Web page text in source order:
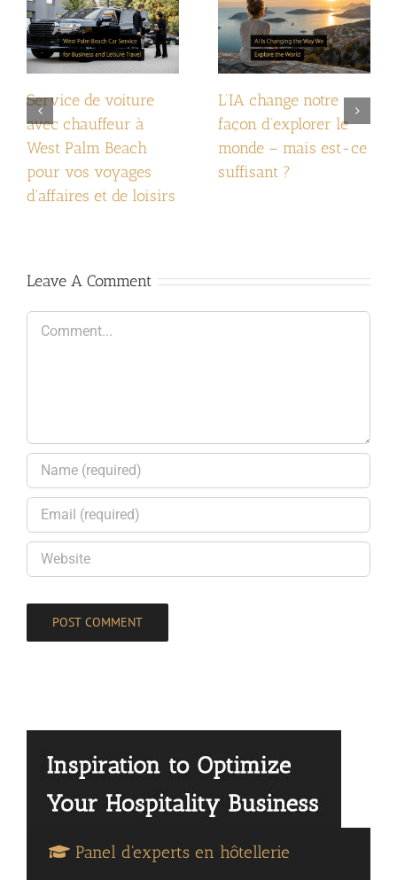
Service de voiture
avec chauffeur à
West Palm Beach
pour vos voyages
d'affaires et de loisirs
L’IA change notre
façon d’explorer le
monde – mais est-ce
suffisant ?
Leave A Comment
Comment
Panel d'experts en hôtellerie